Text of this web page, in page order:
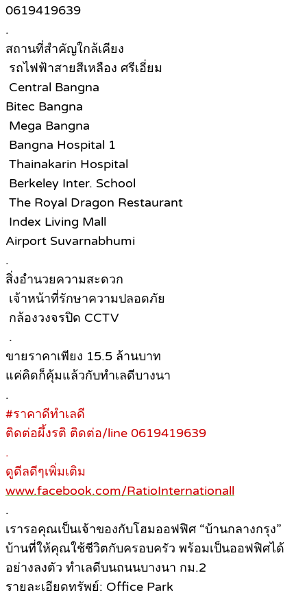
0619419639
.
สถานที่สำคัญใกล้เคียง
รถไฟฟ้าสายสีเหลือง ศรีเอี่ยม
Central Bangna
Bitec Bangna
Mega Bangna
Bangna Hospital 1
Thainakarin Hospital
Berkeley Inter. School
The Royal Dragon Restaurant
Index Living Mall
Airport Suvarnabhumi
.
สิ่งอำนวยความสะดวก
เจ้าหน้าที่รักษาความปลอดภัย
กล้องวงจรปิด CCTV
.
ขายราคาเพียง 15.5 ล้านบาท
แค่คิดก็คุ้มแล้วกับทำเลดีบางนา
.
#ราคาดีทำเลดี
ติดต่อผึ้งรติ ติดต่อ/line 0619419639
.
ดูดีลดีๆเพิ่มเติม
www.facebook.com/RatioInternationall
.
เรารอคุณเป็นเจ้าของกับโฮมออฟฟิศ “บ้านกลางกรุง”
บ้านที่ให้คุณใช้ชีวิตกับครอบครัว พร้อมเป็นออฟฟิศได้
อย่างลงตัว ทำเลดีบนถนนบางนา กม.2
รายละเอียดทรัพย์: Office Park